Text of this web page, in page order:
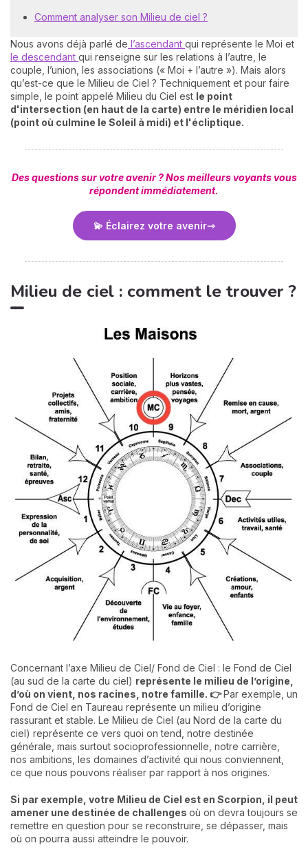
Comment analyser son Milieu de ciel ?
Nous avons déjà parlé de l’ascendant qui représente le Moi et
le descendant qui renseigne sur les relations à l’autre, le
couple, l’union, les associations (« Moi + l’autre »). Mais alors
qu’est-ce que le Milieu de Ciel ? Techniquement et pour faire
simple, le point appelé Milieu du Ciel est le point
d'intersection (en haut de la carte) entre le méridien local
(point où culmine le Soleil à midi) et l'écliptique.
Des questions sur votre avenir ? Nos meilleurs voyants vous
répondent immédiatement.
💫 Éclairez votre avenir
Milieu de ciel : comment le trouver ?
Concernant l’axe Milieu de Ciel/ Fond de Ciel : le Fond de Ciel
(au sud de la carte du ciel) représente le milieu de l’origine,
d’où on vient, nos racines, notre famille. 👉Par exemple, un
Fond de Ciel en Taureau représente un milieu d’origine
rassurant et stable. Le Milieu de Ciel (au Nord de la carte du
ciel) représente ce vers quoi on tend, notre destinée
générale, mais surtout socioprofessionnelle, notre carrière,
nos ambitions, les domaines d’activité qui nous conviennent,
ce que nous pouvons réaliser par rapport à nos origines.
Si par exemple, votre Milieu de Ciel est en Scorpion, il peut
amener une destinée de challenges où on devra toujours se
remettre en question pour se reconstruire, se dépasser, mais
où on pourra aussi atteindre le pouvoir.